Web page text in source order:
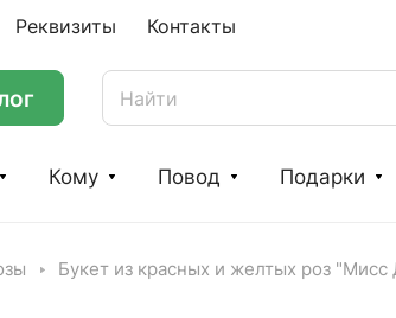
Реквизиты Контакты
Кому Повод Подарки
Букет из красных и желтых роз "Мисс